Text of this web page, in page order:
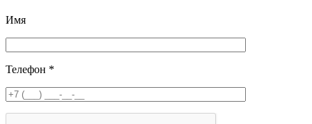
Имя
Телефон *